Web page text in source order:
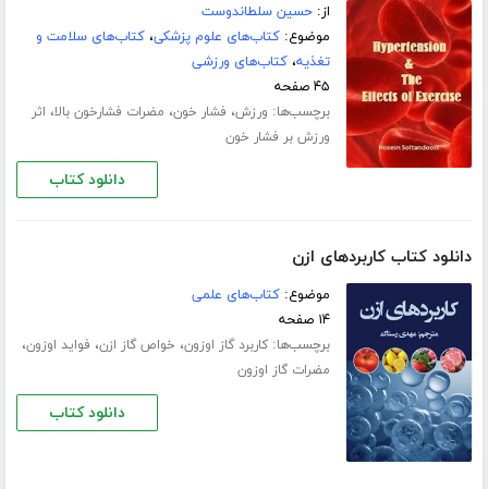
از:حسین سلطاندوست
موضوع:کتاب‌های علوم پزشکی،کتاب‌های سلامت و
تغذیه،کتاب‌های ورزشی
۴۵ صفحه
برچسب‌ها: ورزش، فشار خون، مضرات فشارخون بالا، اثر
ورزش بر فشار خون
دانلود کتاب
دانلود کتاب کاربردهای ازن
موضوع:کتاب‌های علمی
۱۴ صفحه
برچسب‌ها:کاربرد گاز اوزون، خواص گاز ازن، فواید اوزون،
مضرات گاز اوزون
دانلود کتاب